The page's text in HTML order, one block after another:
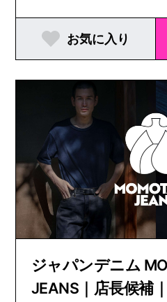
お気に入り
ジャパンデニム
JEANS｜店長候補